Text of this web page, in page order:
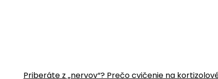
Priberáte z „nervov“? Prečo cvičenie na